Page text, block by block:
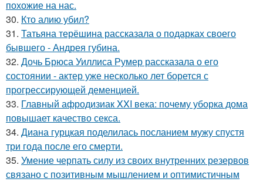
похожие на нас.
30. Кто алию убил?
31. Татьяна терёшина рассказала о подарках своего
бывшего - Андрея губина.
32. Дочь Брюса Уиллиса Румер рассказала о его
состоянии - актер уже несколько лет борется с
прогрессирующей деменцией.
33. Главный афродизиак XXI века: почему уборка дома
повышает качество секса.
34. Диана гурцкая поделилась посланием мужу спустя
три года после его смерти.
35. Умение черпать силу из своих внутренних резервов
связано с позитивным мышлением и оптимистичным